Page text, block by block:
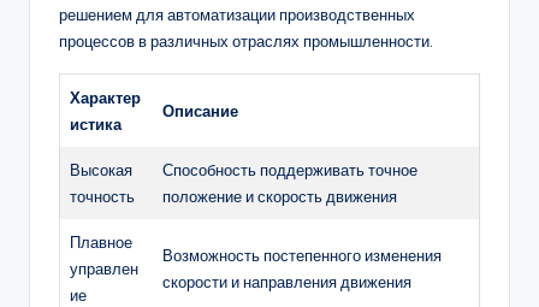
решением для автоматизации производственных
процессов в различных отраслях промышленности.
Характер
истика
Описание
Высокая
точность
Способность поддерживать точное
положение и скорость движения
Плавное
управлен
ие
Возможность постепенного изменения
скорости и направления движения